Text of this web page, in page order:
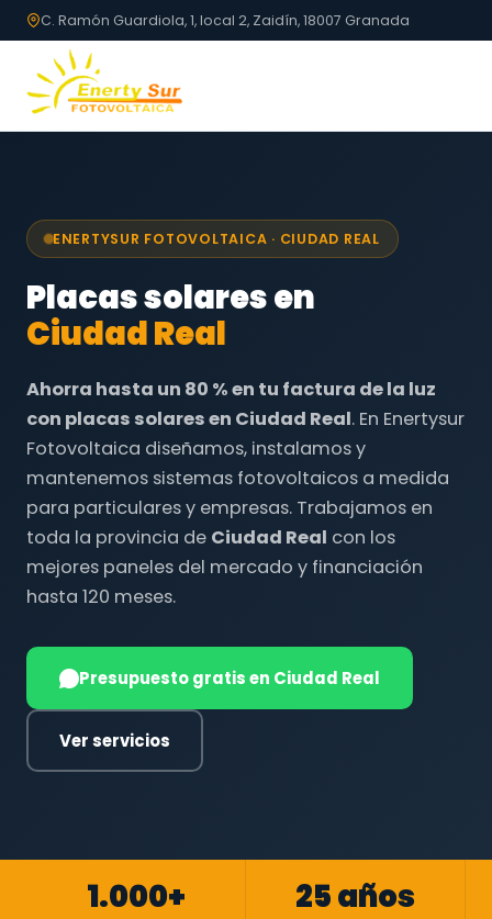
C. Ramón Guardiola, 1, local 2, Zaidín, 18007 Granada
ENERTYSUR FOTOVOLTAICA · CIUDAD REAL
Placas solares en
Ciudad Real
Ahorra hasta un 80 % en tu factura de la luz
con placas solares en Ciudad Real. En Enertysur
Fotovoltaica diseñamos, instalamos y
mantenemos sistemas fotovoltaicos a medida
para particulares y empresas. Trabajamos en
toda la provincia de Ciudad Real con los
mejores paneles del mercado y financiación
hasta 120 meses.
Presupuesto gratis en Ciudad Real
Ver servicios
1.000+ 25 años